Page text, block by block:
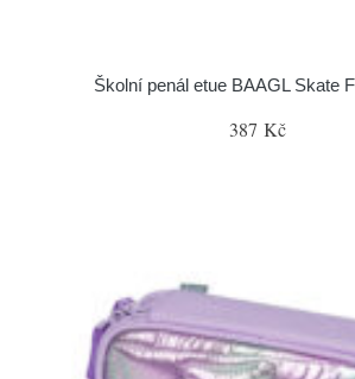
Školní penál etue BAAGL Skate
387 Kč